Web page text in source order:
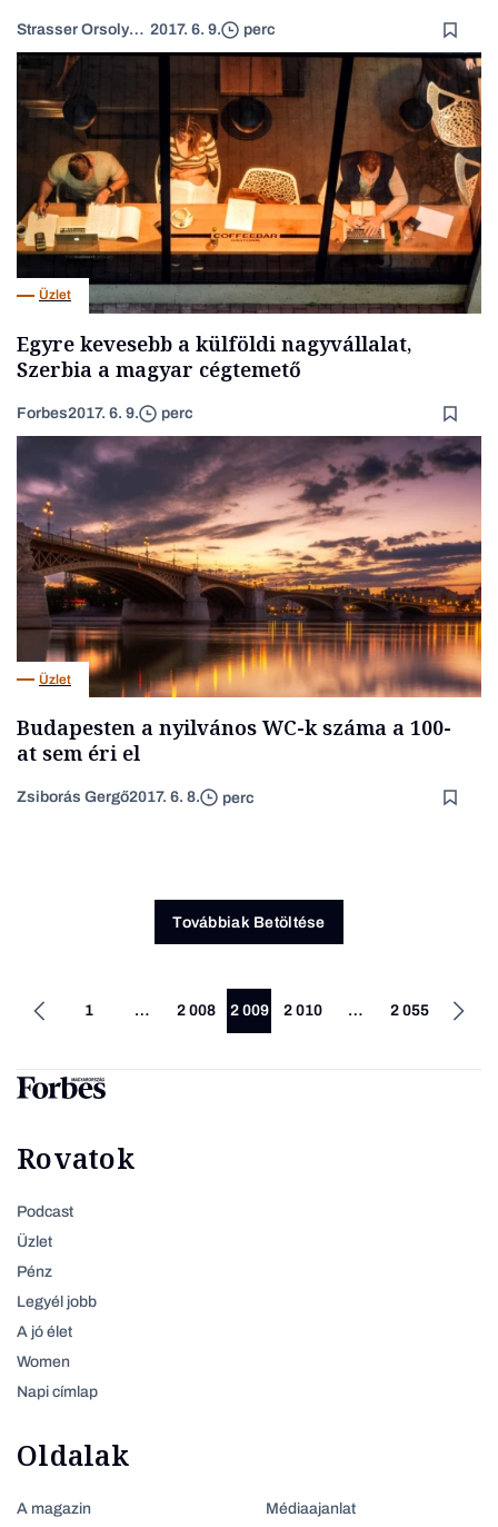
Strasser Orsolya, vendégszerző 2017. 6. 9. perc
Üzlet
Egyre kevesebb a külföldi nagyvállalat,
Szerbia a magyar cégtemető
Forbes2017. 6. 9. perc
Üzlet
Budapesten a nyilvános WC-k száma a 100-
at sem éri el
Zsiborás Gergő2017. 6. 8. perc
Továbbiak Betöltése
1 … 2 008 2 009 2 010 … 2 055
Rovatok
Podcast
Üzlet
Pénz
Legyél jobb
A jó élet
Women
Napi címlap
Oldalak
A magazin Médiaajanlat